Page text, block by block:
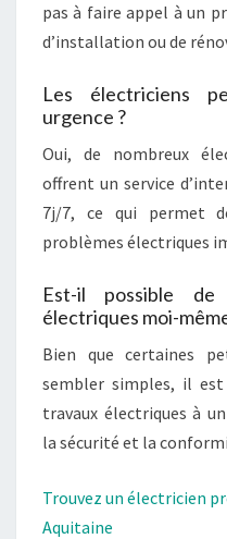
pas à faire appel à un
d’installation ou de
Les électriciens
urgence ?
Oui, de nombreux
offrent un service
7j/7, ce qui permet
problèmes électriques
Est-il possible
électriques moi-
Bien que certaines
sembler simples, il
travaux électriques à
la sécurité et la
Trouvez un électricien
Aquitaine